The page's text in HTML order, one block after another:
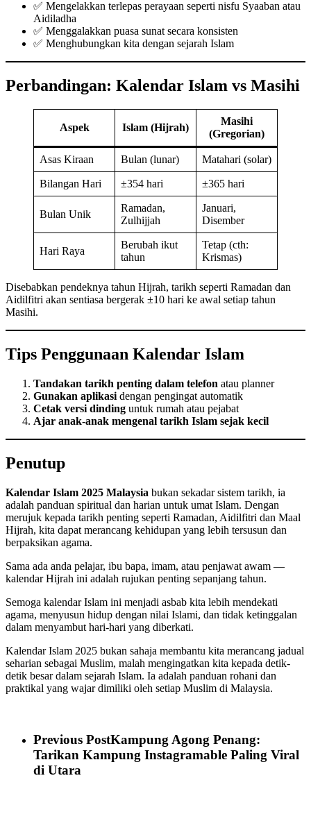
✅ Mengelakkan terlepas perayaan seperti nisfu Syaaban atau
Aidiladha
✅ Menggalakkan puasa sunat secara konsisten
✅ Menghubungkan kita dengan sejarah Islam
Perbandingan: Kalendar Islam vs Masihi
Aspek Islam (Hijrah)
Masihi
(Gregorian)
Asas Kiraan Bulan (lunar) Matahari (solar)
Bilangan Hari ±354 hari ±365 hari
Bulan Unik
Ramadan,
Zulhijjah
Januari,
Disember
Hari Raya
Berubah ikut
tahun
Tetap (cth:
Krismas)
Disebabkan pendeknya tahun Hijrah, tarikh seperti Ramadan dan
Aidilfitri akan sentiasa bergerak ±10 hari ke awal setiap tahun
Masihi.
Tips Penggunaan Kalendar Islam
Tandakan tarikh penting dalam telefon atau planner
Gunakan aplikasi dengan pengingat automatik
Cetak versi dinding untuk rumah atau pejabat
Ajar anak-anak mengenal tarikh Islam sejak kecil
Penutup
Kalendar Islam 2025 Malaysia bukan sekadar sistem tarikh, ia
adalah panduan spiritual dan harian untuk umat Islam. Dengan
merujuk kepada tarikh penting seperti Ramadan, Aidilfitri dan Maal
Hijrah, kita dapat merancang kehidupan yang lebih tersusun dan
berpaksikan agama.
Sama ada anda pelajar, ibu bapa, imam, atau penjawat awam —
kalendar Hijrah ini adalah rujukan penting sepanjang tahun.
Semoga kalendar Islam ini menjadi asbab kita lebih mendekati
agama, menyusun hidup dengan nilai Islami, dan tidak ketinggalan
dalam menyambut hari-hari yang diberkati.
Kalendar Islam 2025 bukan sahaja membantu kita merancang jadual
seharian sebagai Muslim, malah mengingatkan kita kepada detik-
detik besar dalam sejarah Islam. Ia adalah panduan rohani dan
praktikal yang wajar dimiliki oleh setiap Muslim di Malaysia.
Previous PostKampung Agong Penang:
Tarikan Kampung Instagramable Paling Viral
di Utara